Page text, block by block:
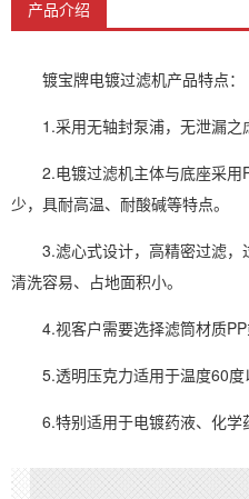
产品介绍
镀宝牌电镀过滤机产品特点：
1.采用无轴封泵浦，无泄漏之
2.电镀过滤机主体与底座采用
少，具耐高温、耐酸碱等特点。
3.滤心式设计，高精密过滤，
清洗容易、占地面积小。
4.视客户需要选择滤筒材质PP
5.透明压克力适用于温度60度
6.特别适用于电镀药液、化学